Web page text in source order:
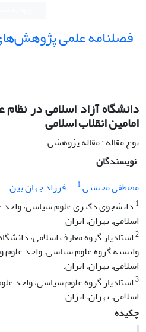
فصلنامه علمی
دانشگاه آزاد اسلامی در
امامین انقلاب اسلامی
نوع مقاله : مقاله پژوهشی
نویسندگان
مصطفی محسنی1 فرزاد جهان بین
1 دانشجوی دکتری علوم سیاسی، واحد
اسلامی، تهران، ایران
2استادیار گروه معارف اسلامی،
وابسته گروه علوم سیاسی، واحد علوم
اسلامی، تهران، ایران.
3استادیار گروه علوم سیاسی، واحد
اسلامی، تهران، ایران.
چکیده